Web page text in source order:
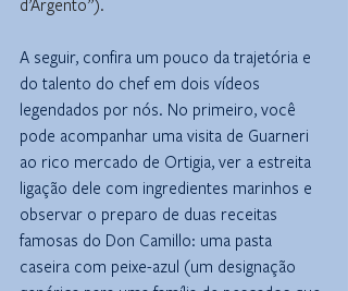
d’Argento”).
A seguir, confira um pouco da trajetória e
do talento do chef em dois vídeos
legendados por nós. No primeiro, você
pode acompanhar uma visita de Guarneri
ao rico mercado de Ortigia, ver a estreita
ligação dele com ingredientes marinhos e
observar o preparo de duas receitas
famosas do Don Camillo: uma pasta
caseira com peixe-azul (um designação